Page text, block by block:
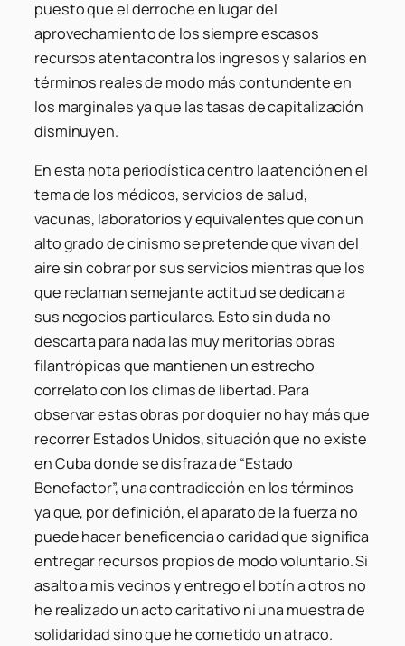
puesto que el derroche en lugar del
aprovechamiento de los siempre escasos
recursos atenta contra los ingresos y salarios en
términos reales de modo más contundente en
los marginales ya que las tasas de capitalización
disminuyen.
En esta nota periodística centro la atención en el
tema de los médicos, servicios de salud,
vacunas, laboratorios y equivalentes que con un
alto grado de cinismo se pretende que vivan del
aire sin cobrar por sus servicios mientras que los
que reclaman semejante actitud se dedican a
sus negocios particulares. Esto sin duda no
descarta para nada las muy meritorias obras
filantrópicas que mantienen un estrecho
correlato con los climas de libertad. Para
observar estas obras por doquier no hay más que
recorrer Estados Unidos, situación que no existe
en Cuba donde se disfraza de “Estado
Benefactor”, una contradicción en los términos
ya que, por definición, el aparato de la fuerza no
puede hacer beneficencia o caridad que significa
entregar recursos propios de modo voluntario. Si
asalto a mis vecinos y entrego el botín a otros no
he realizado un acto caritativo ni una muestra de
solidaridad sino que he cometido un atraco.